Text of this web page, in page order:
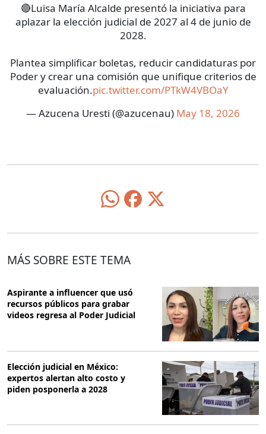
🔴Luisa María Alcalde presentó la iniciativa para
aplazar la elección judicial de 2027 al 4 de junio de
2028.
Plantea simplificar boletas, reducir candidaturas por
Poder y crear una comisión que unifique criterios de
evaluación.pic.twitter.com/PTkW4VBOaY
— Azucena Uresti (@azucenau) May 18, 2026
MÁS SOBRE ESTE TEMA
Aspirante a influencer que usó
recursos públicos para grabar
videos regresa al Poder Judicial
Elección judicial en México:
expertos alertan alto costo y
piden posponerla a 2028